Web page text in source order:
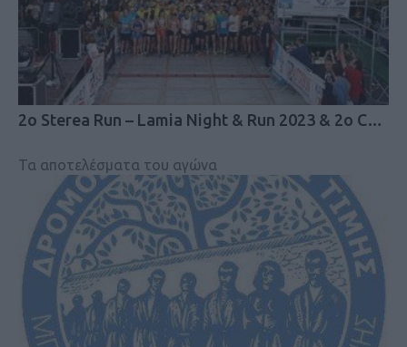
2o Sterea Run – Lamia Night & Run 2023 & 2ο C…
Τα αποτελέσματα του αγώνα